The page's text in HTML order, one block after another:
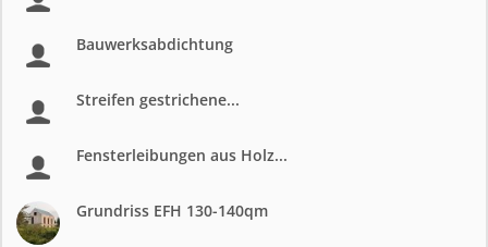
Bauwerksabdichtung
Streifen gestrichene...
Fensterleibungen aus Holz...
Grundriss EFH 130-140qm